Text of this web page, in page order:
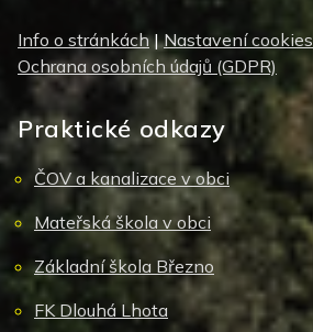
Info o stránkách|Nastavení cookies
Ochrana osobních údajů (GDPR)
Praktické odkazy
ČOV a kanalizace v obci
Mateřská škola v obci
Základní škola Březno
FK Dlouhá Lhota